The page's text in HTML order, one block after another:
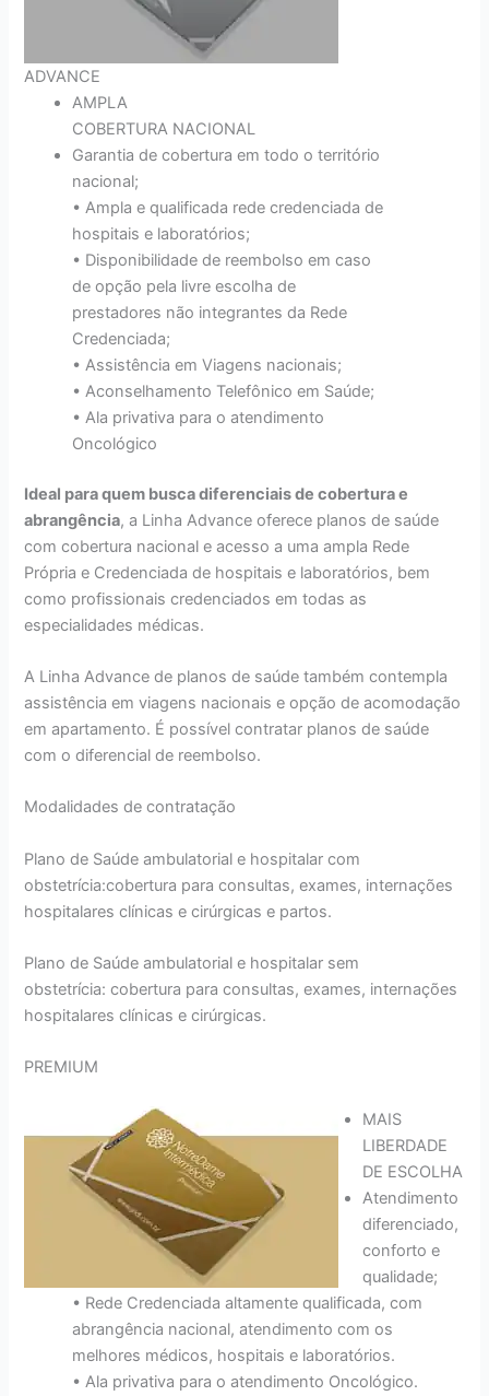
ADVANCE
AMPLA
COBERTURA NACIONAL
Garantia de cobertura em todo o território
nacional;
• Ampla e qualificada rede credenciada de
hospitais e laboratórios;
• Disponibilidade de reembolso em caso
de opção pela livre escolha de
prestadores não integrantes da Rede
Credenciada;
• Assistência em Viagens nacionais;
• Aconselhamento Telefônico em Saúde;
• Ala privativa para o atendimento
Oncológico
Ideal para quem busca diferenciais de cobertura e
abrangência, a Linha Advance oferece planos de saúde
com cobertura nacional e acesso a uma ampla Rede
Própria e Credenciada de hospitais e laboratórios, bem
como profissionais credenciados em todas as
especialidades médicas.
A Linha Advance de planos de saúde também contempla
assistência em viagens nacionais e opção de acomodação
em apartamento. É possível contratar planos de saúde
com o diferencial de reembolso.
Modalidades de contratação
Plano de Saúde ambulatorial e hospitalar com
obstetrícia:cobertura para consultas, exames, internações
hospitalares clínicas e cirúrgicas e partos.
Plano de Saúde ambulatorial e hospitalar sem
obstetrícia: cobertura para consultas, exames, internações
hospitalares clínicas e cirúrgicas.
PREMIUM
MAIS
LIBERDADE
DE ESCOLHA
Atendimento
diferenciado,
conforto e
qualidade;
• Rede Credenciada altamente qualificada, com
abrangência nacional, atendimento com os
melhores médicos, hospitais e laboratórios.
• Ala privativa para o atendimento Oncológico.